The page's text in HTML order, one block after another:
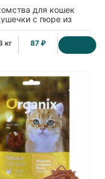
для кошек
с пюре из
кг 87 ₽